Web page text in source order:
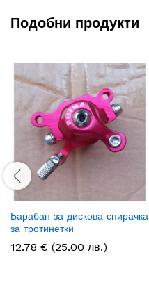
Подобни продукти
Барабан за дискова спирачка
за тротинетки
12.78 € (25.00 лв.)